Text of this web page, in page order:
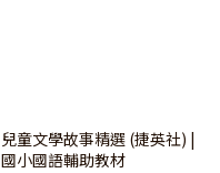
兒童文學故事精選 (捷英社) |
國小國語輔助教材